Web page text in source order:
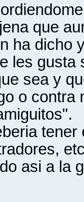
que
ha dicho
les gusta
sea y
o contra
asi a la